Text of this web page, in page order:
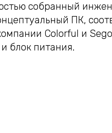
собранный
ПК,
Colorful и
блок питания.